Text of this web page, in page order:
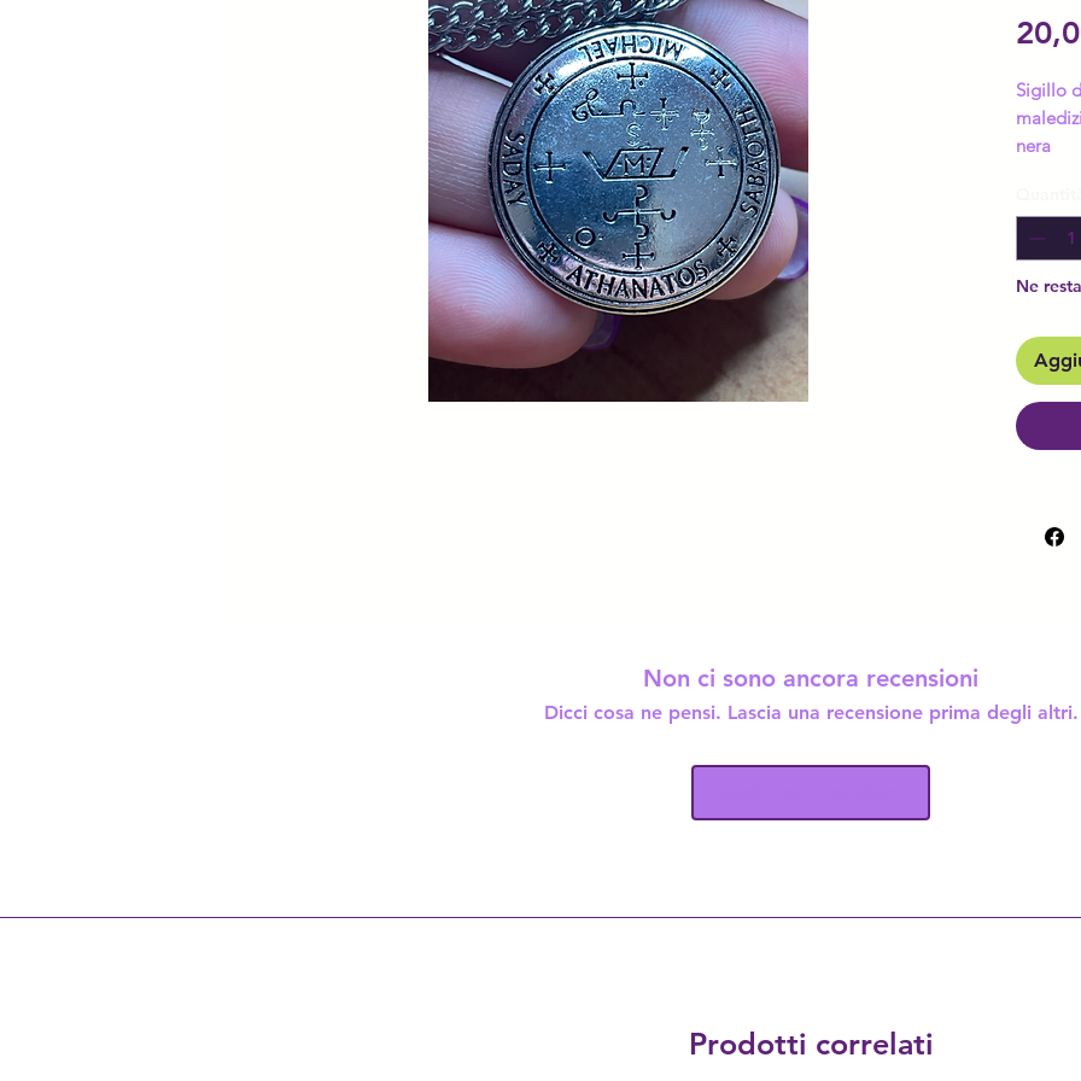
Sigillo
nera
Ne
Non ci sono ancora recensioni
Dicci cosa ne pensi. Lascia una recensione prima degli altri.
Prodotti correlati